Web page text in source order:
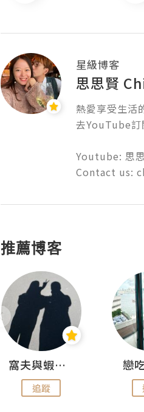
星級博客
思思賢
熱愛享受生活
去YouTube
Youtube: 思
Contact us:
推薦博客
窩夫與蝦子餅
追蹤
戀